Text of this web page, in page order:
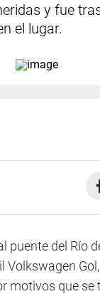
y fue
el lugar.
puente del Río
motivos que se